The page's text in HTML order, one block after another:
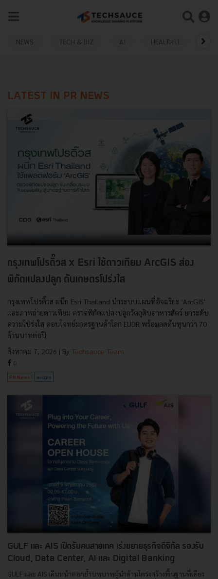
NEWS TECH & BIZ AI HEALTHTECH
LATEST IN PR NEWS
กรุงเทพโปรดิ๊วส x Esri ใช้ดาวเทียม ArcGIS ส่อง
พิกัดแปลงปลูก ดันเกษตรโปร่งใส
กรุงเทพโปรดิ๊วส ผนึก Esri Thailand นำระบบแผนที่อัจฉริยะ 'ArcGIS'
และภาพถ่ายดาวเทียม ตรวจพิกัดแปลงปลูกวัตถุดิบอาหารสัตว์ ยกระดับ
ความโปร่งใส ตอบโจทย์มาตรฐานค้าโลก EUDR พร้อมลดต้นทุนกว่า 70
ล้านบาทต่อปี
สิงหาคม 7, 2026 | By Techsauce Team
0
PR News arcgis
GULF และ AIS เปิดรับคนสายเทค เร่งขยายธุรกิจดิจิทัล รองรับ
Cloud, Data Center, AI และ Digital Banking
GULF และ AIS เดินหน้าตอกย้ำบทบาทผู้นำด้านโครงสร้างพื้นฐานที่เคียง